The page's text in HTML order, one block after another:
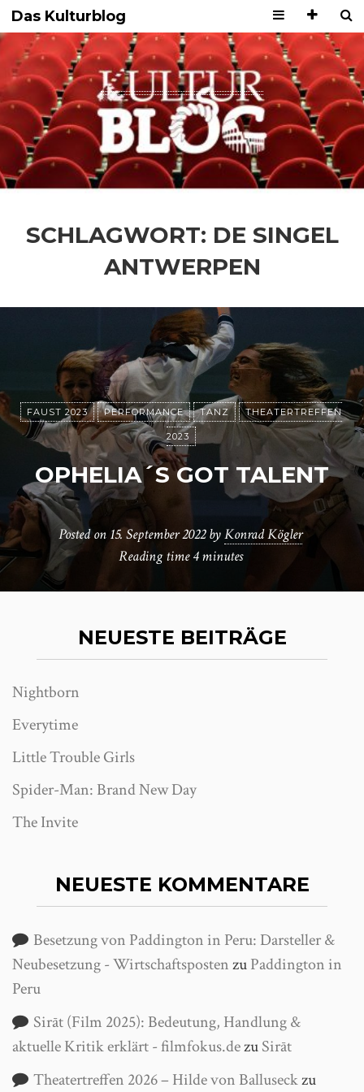
Das Kulturblog
SCHLAGWORT: DE SINGEL
ANTWERPEN
FAUST 2023 PERFORMANCE TANZ THEATERTREFFEN
2023
OPHELIA´S GOT TALENT
Posted on 15. September 2022 byKonrad Kögler
Reading time4 minutes
NEUESTE BEITRÄGE
Nightborn
Everytime
Little Trouble Girls
Spider-Man: Brand New Day
The Invite
NEUESTE KOMMENTARE
Besetzung von Paddington in Peru: Darsteller &
Neubesetzung - WirtschaftspostenzuPaddington in
Peru
Sirāt (Film 2025): Bedeutung, Handlung &
aktuelle Kritik erklärt - filmfokus.dezuSirāt
Theatertreffen 2026 – Hilde von Balluseckzu